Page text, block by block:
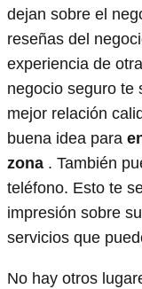
dejan sobre el
reseñas del
experiencia de
negocio seguro te
mejor relación
buena idea para
zona . También
teléfono. Esto te
impresión sobre
servicios que
No hay otros